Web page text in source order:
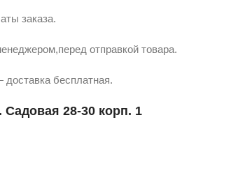
заказа.
отправкой товара.
бесплатная.
Садовая 28-30 корп. 1